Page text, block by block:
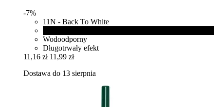
-7%
11N - Back To White
Wodoodporny
Długotrwały efekt
11,16 zł 11,99 zł
Dostawa do 13 sierpnia